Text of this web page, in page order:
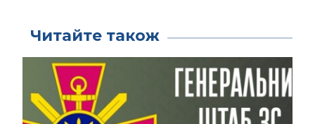
Читайте також